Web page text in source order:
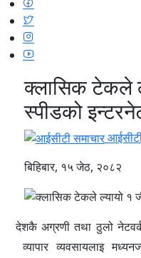
क्लासिक टेकले
स्पीडको
बिहिबार, १५ जेठ, २०८२
देशकै अग्रणी तथा ठुलो
व्यापार व्यवसायलाइ